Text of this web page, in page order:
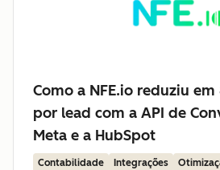
Como a NFE.io reduziu
por lead com a API de
Meta e a HubSpot
Contabilidade Integrações